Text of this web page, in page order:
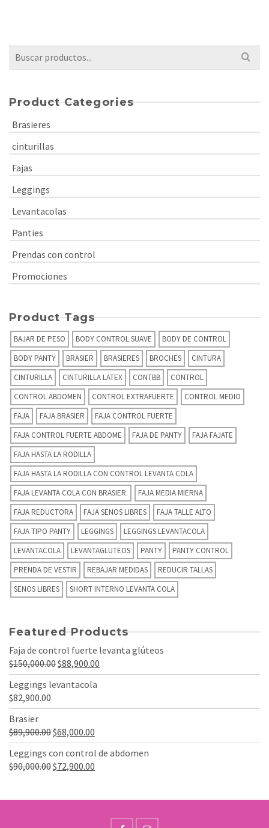
Buscar
Product Categories
Brasieres
cinturillas
Fajas
Leggings
Levantacolas
Panties
Prendas con control
Promociones
Product Tags
BAJAR DE PESO BODY CONTROL SUAVE
BODY DE CONTROL
BODY PANTY
BRASIER BRASIERES BROCHES
CINTURA
CINTURILLA
CINTURILLA LATEX CONTBB
CONTROL
CONTROL ABDOMEN
CONTROL EXTRAFUERTE
CONTROL MEDIO
FAJA
FAJA BRASIER
FAJA CONTROL FUERTE
FAJA CONTROL FUERTE ABDOME
FAJA DE PANTY
FAJA FAJATE
FAJA HASTA LA RODILLA
FAJA HASTA LA RODILLA CON CONTROL LEVANTA COLA
FAJA LEVANTA COLA CON BRASIER.
FAJA MEDIA MIERNA
FAJA REDUCTORA
FAJA SENOS LIBRES
FAJA TALLE ALTO
FAJA TIPO PANTY
LEGGINGS
LEGGINGS LEVANTACOLA
LEVANTACOLA
LEVANTAGLUTEOS PANTY
PANTY CONTROL
PRENDA DE VESTIR
REBAJAR MEDIDAS
REDUCIR TALLAS
SENOS LIBRES
SHORT INTERNO LEVANTA COLA
Featured Products
Faja de control fuerte levanta glúteos
$150,000.00El
precio
original
era:
$88,900.00
precio
es:
Leggings levantacola
$82,900.00
Brasier
$89,900.00El
precio
original
era:
$68,000.00
precio
actual
es:
Leggings con control de abdomen
$90,000.00El
$72,900.00
$72,900.00.